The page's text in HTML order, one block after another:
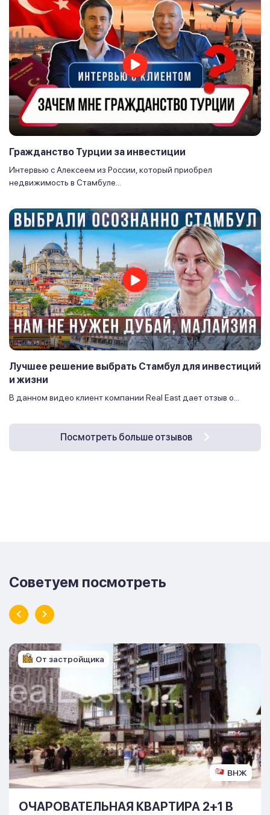
Гражданство Турции за инвестиции
Интервью с Алексеем из России, который приобрел
недвижимость в Стамбуле...
Лучшее решение выбрать Стамбул для инвестиций
и жизни
В данном видео клиент компании Real East дает отзыв о...
Посмотреть больше отзывов
Советуем посмотреть
ВНЖ
От застройщика
ОЧАРОВАТЕЛЬНАЯ КВАРТИРА 2+1 В